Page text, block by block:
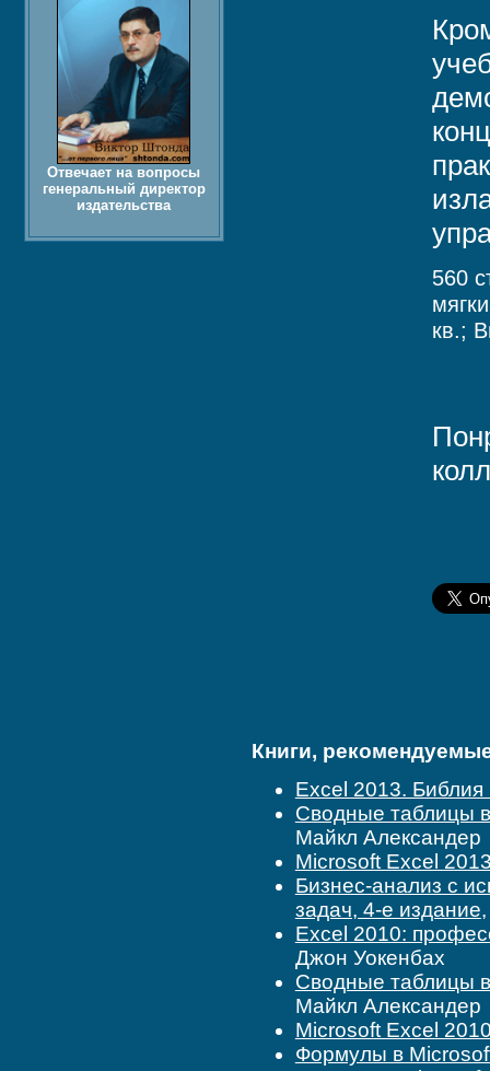
560
кв.;
Книги,
Excel 2013. Библия
Сводные таблицы
Майкл Александер
Microsoft Excel
Бизнес-анализ с
задач, 4-е издание
Excel 2010:
Джон Уокенбах
Сводные таблицы
Майкл Александер
Microsoft Excel
Формулы в
Отвечает на вопросы
генеральный директор
издательства